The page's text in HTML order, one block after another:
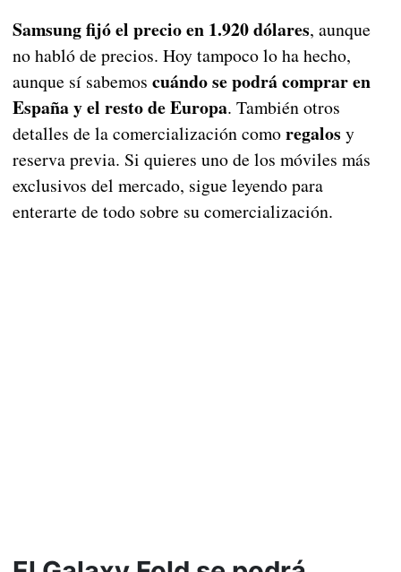
Samsung fijó el precio en 1.920 dólares, aunque
no habló de precios. Hoy tampoco lo ha hecho,
aunque sí sabemos cuándo se podrá comprar en
España y el resto de Europa. También otros
detalles de la comercialización comoregalos y
reserva previa. Si quieres uno de los móviles más
exclusivos del mercado, sigue leyendo para
enterarte de todo sobre su comercialización.